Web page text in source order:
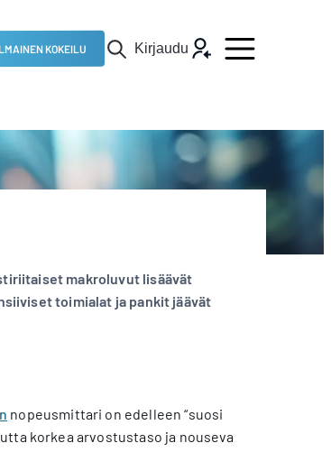
KOKEILU Kirjaudu
makroluvut lisäävät
toimialat ja pankit jäävät
nopeusmittari on edelleen “suosi
korkea arvostustaso ja nouseva